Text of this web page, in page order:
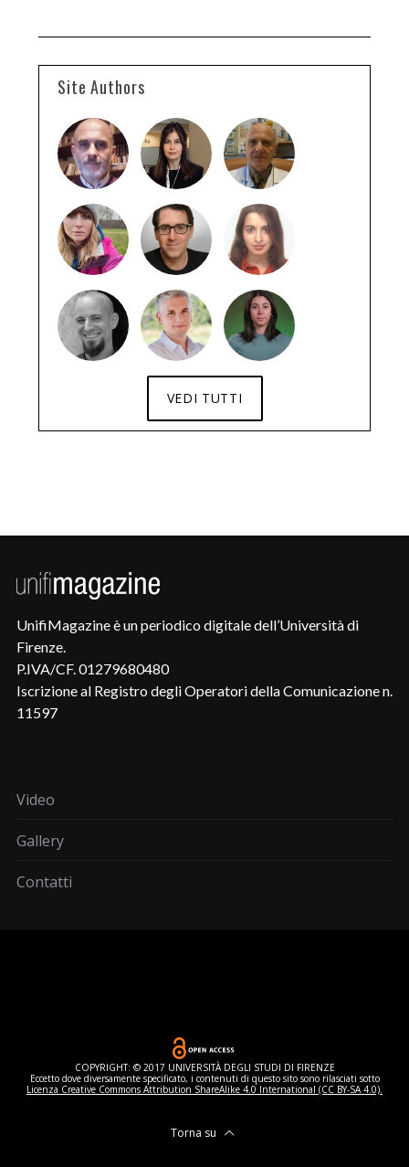
Site Authors
VEDI TUTTI
UnifiMagazine è un periodico digitale dell’Università di
Firenze.
P.IVA/CF. 01279680480
Iscrizione al Registro degli Operatori della Comunicazione n.
11597
Video
Gallery
Contatti
COPYRIGHT: © 2017 UNIVERSITÀ DEGLI STUDI DI FIRENZE
Eccetto dove diversamente specificato, i contenuti di questo sito sono rilasciati sotto
Licenza Creative Commons Attribution ShareAlike 4.0 International (CC BY-SA 4.0).
Torna su